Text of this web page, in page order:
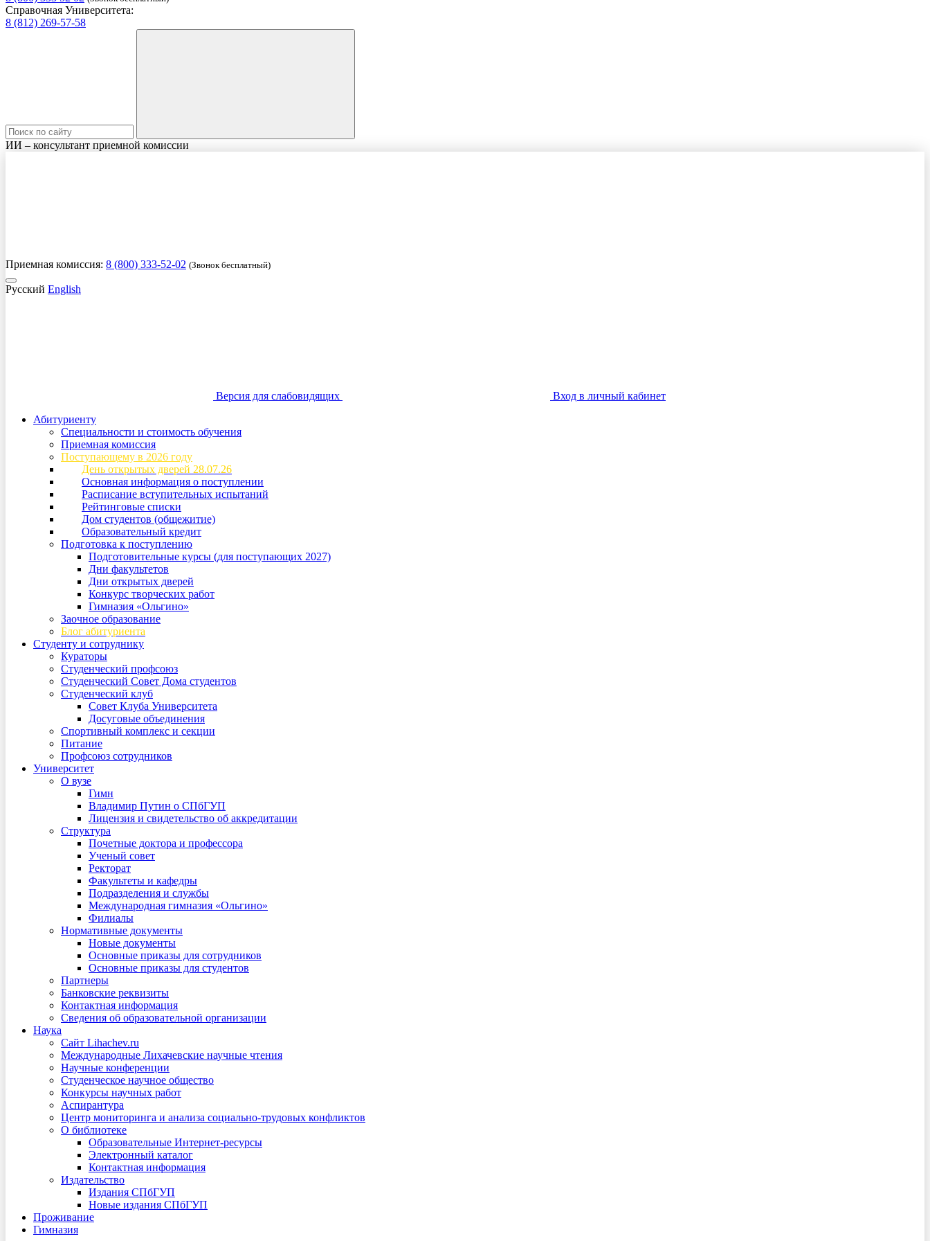
Справочная Университета:
8 (812) 269-57-58
ИИ – консультант приемной комиссии
Приемная комиссия: 8 (800) 333-52-02 (Звонок бесплатный)
Русский English
Версия для слабовидящих
Вход в личный кабинет
Абитуриенту
Специальности и стоимость обучения
Приемная комиссия
Поступающему в 2026 году
День открытых дверей 28.07.26
Основная информация о поступлении
Расписание вступительных испытаний
Рейтинговые списки
Дом студентов (общежитие)
Образовательный кредит
Подготовка к поступлению
Подготовительные курсы (для поступающих 2027)
Дни факультетов
Дни открытых дверей
Конкурс творческих работ
Гимназия «Ольгино»
Заочное образование
Блог абитуриента
Студенту и сотруднику
Кураторы
Студенческий профсоюз
Студенческий Совет Дома студентов
Студенческий клуб
Совет Клуба Университета
Досуговые объединения
Спортивный комплекс и секции
Питание
Профсоюз сотрудников
Университет
О вузе
Гимн
Владимир Путин о СПбГУП
Лицензия и свидетельство об аккредитации
Структура
Почетные доктора и профессора
Ученый совет
Ректорат
Факультеты и кафедры
Подразделения и службы
Международная гимназия «Ольгино»
Филиалы
Нормативные документы
Новые документы
Основные приказы для сотрудников
Основные приказы для студентов
Партнеры
Банковские реквизиты
Контактная информация
Сведения об образовательной организации
Наука
Сайт Lihachev.ru
Международные Лихачевские научные чтения
Научные конференции
Студенческое научное общество
Конкурсы научных работ
Аспирантура
Центр мониторинга и анализа социально-трудовых конфликтов
О библиотеке
Образовательные Интернет-ресурсы
Электронный каталог
Контактная информация
Издательство
Издания СПбГУП
Новые издания СПбГУП
Проживание
Гимназия